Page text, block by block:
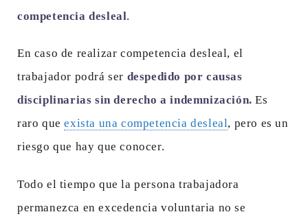
competencia desleal.
En caso de realizar competencia desleal, el
trabajador podrá ser despedido por causas
disciplinarias sin derecho a indemnización. Es
raro queexista una competencia desleal, pero es un
riesgo que hay que conocer.
Todo el tiempo que la persona trabajadora
permanezca en excedencia voluntaria no se